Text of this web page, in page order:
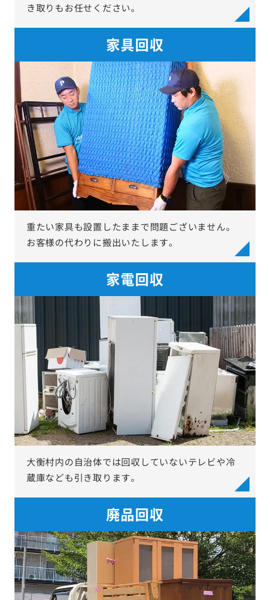
き取りもお任せください。
家具回収
重たい家具も設置したままで問題ございません。
お客様の代わりに搬出いたします。
家電回収
大衡村内の自治体では回収していないテレビや冷
蔵庫なども引き取ります。
廃品回収